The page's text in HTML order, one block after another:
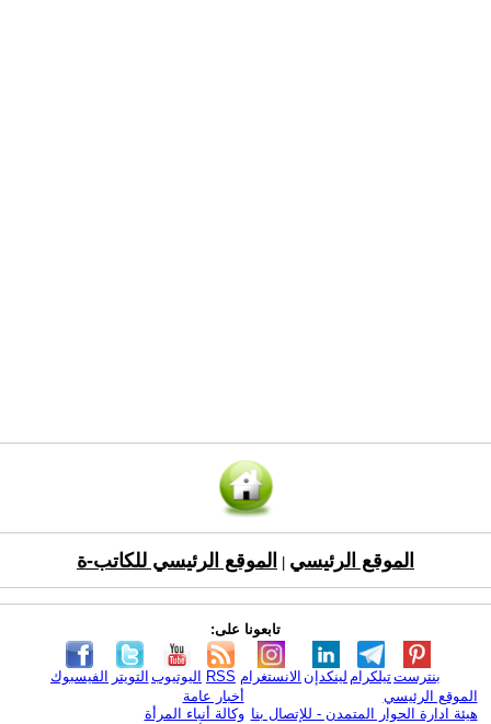
الموقع الرئيسي الموقع الرئيسي للكاتب-ة
تابعونا على:
الفيسبوك التويتر اليوتيوب RSS الانستغرام لينكدإن تيلكرامبنترست
الموقع الرئيسي
هيئة ادارة الحوار المتمدن - للإتصال بنا
أخبار عامة
وكالة أنباء المرأة